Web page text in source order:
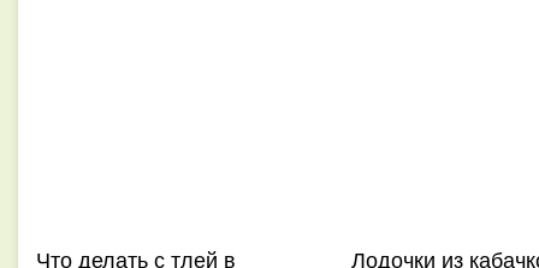
Что делать с тлей в Лодочки из